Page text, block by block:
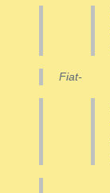
Fiat-